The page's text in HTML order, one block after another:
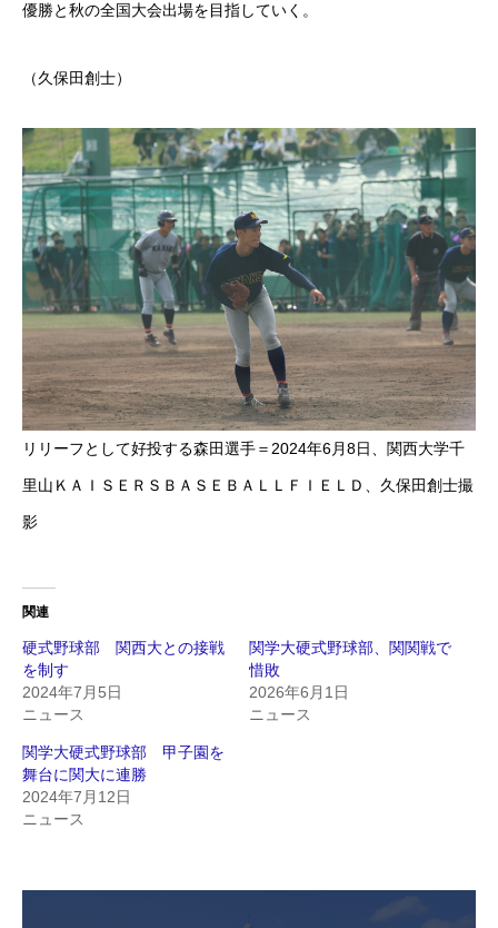
優勝と秋の全国大会出場を目指していく。
（久保田創士）
リリーフとして好投する森田選手＝2024年6月8日、関西大学千
里山ＫＡＩＳＥＲＳＢＡＳＥＢＡＬＬＦＩＥＬＤ、久保田創士撮
影
関連
硬式野球部 関西大との接戦
を制す
2024年7月5日
ニュース
関学大硬式野球部、関関戦で
惜敗
2026年6月1日
ニュース
関学大硬式野球部 甲子園を
舞台に関大に連勝
2024年7月12日
ニュース